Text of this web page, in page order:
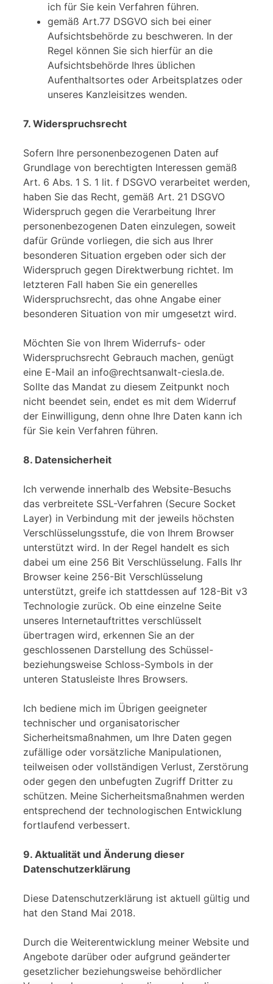
ich für Sie kein Verfahren führen.
gemäß Art.77 DSGVO sich bei einer
Aufsichtsbehörde zu beschweren. In der
Regel können Sie sich hierfür an die
Aufsichtsbehörde Ihres üblichen
Aufenthaltsortes oder Arbeitsplatzes oder
unseres Kanzleisitzes wenden.
7. Widerspruchsrecht
Sofern Ihre personenbezogenen Daten auf
Grundlage von berechtigten Interessen gemäß
Art. 6 Abs. 1 S. 1 lit. f DSGVO verarbeitet werden,
haben Sie das Recht, gemäß Art. 21 DSGVO
Widerspruch gegen die Verarbeitung Ihrer
personenbezogenen Daten einzulegen, soweit
dafür Gründe vorliegen, die sich aus Ihrer
besonderen Situation ergeben oder sich der
Widerspruch gegen Direktwerbung richtet. Im
letzteren Fall haben Sie ein generelles
Widerspruchsrecht, das ohne Angabe einer
besonderen Situation von mir umgesetzt wird.
Möchten Sie von Ihrem Widerrufs- oder
Widerspruchsrecht Gebrauch machen, genügt
eine E-Mail an info@rechtsanwalt-ciesla.de.
Sollte das Mandat zu diesem Zeitpunkt noch
nicht beendet sein, endet es mit dem Widerruf
der Einwilligung, denn ohne Ihre Daten kann ich
für Sie kein Verfahren führen.
8. Datensicherheit
Ich verwende innerhalb des Website-Besuchs
das verbreitete SSL-Verfahren (Secure Socket
Layer) in Verbindung mit der jeweils höchsten
Verschlüsselungsstufe, die von Ihrem Browser
unterstützt wird. In der Regel handelt es sich
dabei um eine 256 Bit Verschlüsselung. Falls Ihr
Browser keine 256-Bit Verschlüsselung
unterstützt, greife ich stattdessen auf 128-Bit v3
Technologie zurück. Ob eine einzelne Seite
unseres Internetauftrittes verschlüsselt
übertragen wird, erkennen Sie an der
geschlossenen Darstellung des Schüssel-
beziehungsweise Schloss-Symbols in der
unteren Statusleiste Ihres Browsers.
Ich bediene mich im Übrigen geeigneter
technischer und organisatorischer
Sicherheitsmaßnahmen, um Ihre Daten gegen
zufällige oder vorsätzliche Manipulationen,
teilweisen oder vollständigen Verlust, Zerstörung
oder gegen den unbefugten Zugriff Dritter zu
schützen. Meine Sicherheitsmaßnahmen werden
entsprechend der technologischen Entwicklung
fortlaufend verbessert.
9. Aktualität und Änderung dieser
Datenschutzerklärung
Diese Datenschutzerklärung ist aktuell gültig und
hat den Stand Mai 2018.
Durch die Weiterentwicklung meiner Website und
Angebote darüber oder aufgrund geänderter
gesetzlicher beziehungsweise behördlicher